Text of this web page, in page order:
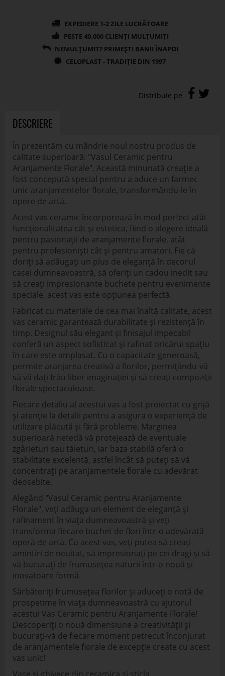
DESCRIERE
În prezentăm cu mândrie noul nostru produs de
calitate superioară: "Vasul Ceramic pentru
Aranjamente Florale". Această minunată creație a
fost concepută special pentru a aduce un farmec
unic aranjamentelor florale, transformându-le în
opere de artă.
Acest vas ceramic încorporează în mod perfect atât
funcționalitatea cât și estetica, fiind o alegere ideală
pentru pasionații de aranjamente florale, atât
pentru profesioniști cât și pentru amatori. Fie că
doriți să adăugați un plus de eleganță în decorul
casei dumneavoastră, să oferiți un cadou inedit sau
să creați impresionante buchete pentru evenimente
speciale, acest vas este opțiunea perfectă.
Fabricat cu materiale de cea mai înaltă calitate, acest
vas ceramic garantează durabilitate și rezistență în
timp. Designul său elegant și finisajul impecabil
conferă un aspect sofisticat și rafinat oricărui spațiu
în care este amplasat. Cu o capacitate generoasă,
permite aranjarea creativă a florilor, permițându-vă
să vă dați frâu liber imaginației și să creați compoziții
florale spectaculoase.
Fiecare detaliu al acestui vas a fost proiectat cu grijă
și atenție la detalii pentru a asigura o experiență de
utilizare plăcută și fără probleme. Marginea
superioară netedă vă protejează de eventuale
zgârieturi sau tăieturi, iar baza stabilă oferă o
stabilitate excelentă, astfel încât să puteți să vă
concentrați pe aranjamentele florale cu adevărat
deosebite.
Alegând "Vasul Ceramic pentru Aranjamente
Florale", veți adăuga un element de eleganță și
rafinament în viața dumneavoastră și veți
transforma fiecare buchet de flori într-o adevărată
operă de artă. Cu acest vas, veți putea să creați
amintiri de neuitat, să impresionați pe cei dragi și să
vă bucurați de frumusețea naturii într-o nouă și
inovatoare formă.
Sărbătoriți frumusețea florilor și aduceți o notă de
prospetime în viața dumneavoastră cu ajutorul
acestui Vas Ceramic pentru Aranjamente Florale!
Descoperiți o nouă dimensiune a creativității și
bucurați-vă de fiecare moment petrecut înconjurat
de aranjamentele florale de excepție create cu acest
vas unic!